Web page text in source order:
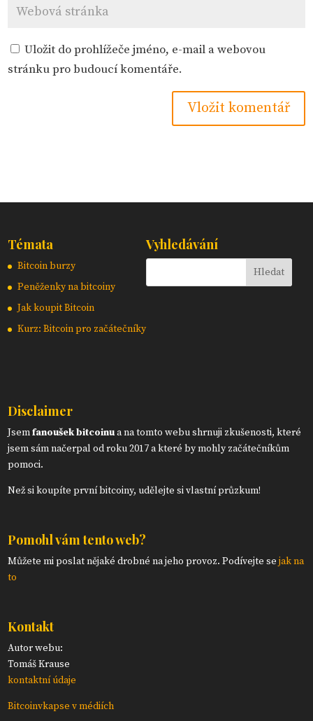
Uložit do prohlížeče jméno, e-mail a webovou
stránku pro budoucí komentáře.
Témata
Bitcoin burzy
Peněženky na bitcoiny
Jak koupit Bitcoin
Kurz: Bitcoin pro začátečníky
Vyhledávání
Disclaimer
Jsemfanoušek bitcoinua na tomto webu shrnuji zkušenosti, které
jsem sám načerpal od roku 2017 a které by mohly začátečníkům
pomoci.
Než si koupíte první bitcoiny, udělejte si vlastní průzkum!
Pomohl vám tento web?
Můžete mi poslat nějaké drobné na jeho provoz. Podívejte sejak na
to
Kontakt
Autor webu:
Tomáš Krause
kontaktní údaje
Bitcoinvkapse v médiích